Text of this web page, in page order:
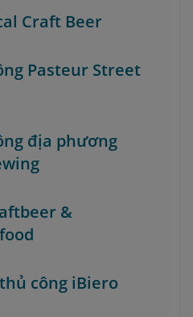
Craft Beer
Pasteur Street
địa phương
&
công iBiero